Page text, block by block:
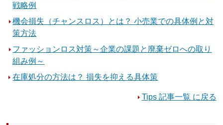
戦略例
機会損失（チャンスロス）とは？ 小売業での具体例と対
策方法
ファッションロス対策～企業の課題と廃棄ゼロへの取り
組み例～
在庫処分の方法は？ 損失を抑える具体策
Tips 記事一覧 に戻る